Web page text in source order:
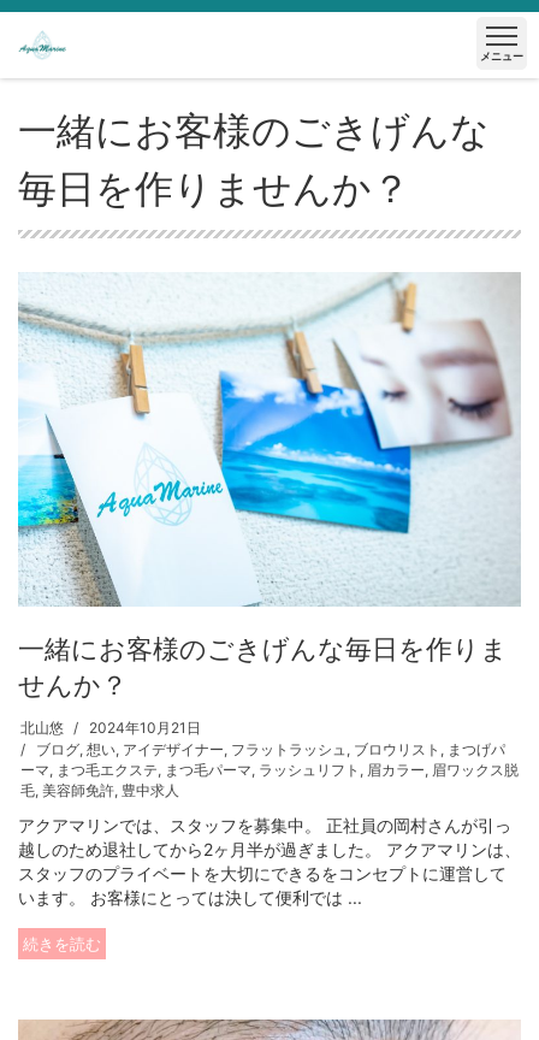
メニュー
一緒にお客様のごきげんな
毎日を作りませんか？
一緒にお客様のごきげんな毎日を作りま
せんか？
北山悠
2024年10月21日
ブログ, 想い, アイデザイナー, フラットラッシュ, ブロウリスト , まつげパ
ーマ, まつ毛エクステ, まつ毛パーマ, ラッシュリフト , 眉カラー, 眉ワックス脱
毛, 美容師免許, 豊中求人
アクアマリンでは、スタッフを募集中。 正社員の岡村さんが引っ
越しのため退社してから2ヶ月半が過ぎました。 アクアマリンは、
スタッフのプライベートを大切にできるをコンセプトに運営して
います。 お客様にとっては決して便利では ...
続きを読む